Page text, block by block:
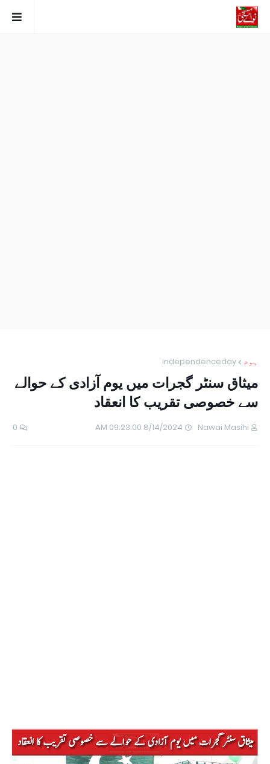
ہوم independenceday
میثاق سنٹر گجرات میں یوم آزادی کے حوالے
سے خصوصی تقریب کا انعقاد
Nawai Masihi
8/14/2024 09:23:00 AM
0